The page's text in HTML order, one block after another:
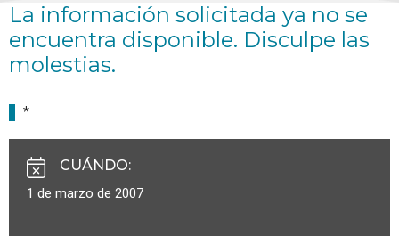
La información solicitada ya no se
encuentra disponible. Disculpe las
molestias.
*
CUÁNDO:
1 de marzo de 2007